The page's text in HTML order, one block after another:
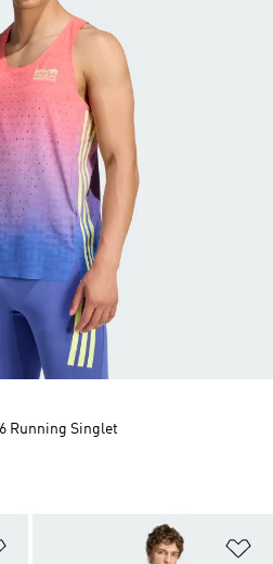
Zur Wunschliste hinzufügen
Running Singlet